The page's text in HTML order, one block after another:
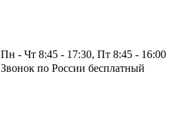
Пн - Чт 8:45 - 17:30, Пт 8:45 - 16:00
Звонок по России бесплатный